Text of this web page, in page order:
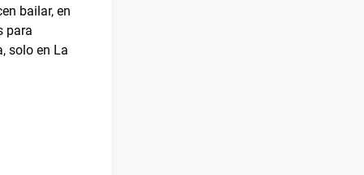
bailar, en
para
solo en La